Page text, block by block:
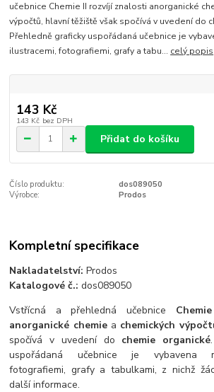
učebnice Chemie II rozvíjí znalosti anorganické
výpočtů, hlavní těžiště však spočívá v uvedení do
Přehledně graficky uspořádaná učebnice je
ilustracemi, fotografiemi, grafy a tabu... celý popis
143 Kč
143 Kč bez DPH
Přidat do košíku
Číslo produktu:
dos089050
Výrobce:
Prodos
Kompletní specifikace
Nakladatelství: Prodos
Katalogové č.: dos089050
Vstřícná a přehledná učebnice
anorganické chemiea chemických
spočívá v uvedení do chemie organické
uspořádaná učebnice je vybavena
fotografiemi, grafy a tabulkami, z nichž
další informace.